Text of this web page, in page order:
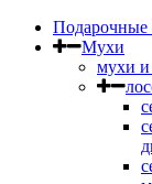
Подарочные
Мухи
мухи